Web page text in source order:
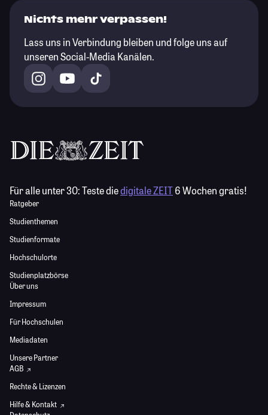
Nichts mehr verpassen!
Lass uns in Verbindung bleiben und folge uns auf
unseren Social-Media Kanälen.
Für alle unter 30:Teste diedigitale ZEIT6 Wochen gratis!
Ratgeber
Studienthemen
Studienformate
Hochschulorte
Studienplatzbörse
Über uns
Impressum
Für Hochschulen
Mediadaten
Unsere Partner
AGB
Rechte & Lizenzen
Hilfe & Kontakt